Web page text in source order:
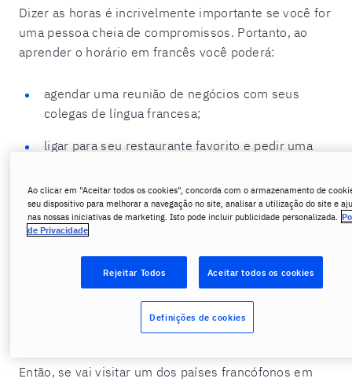
Dizer as horas é incrivelmente importante se você for
uma pessoa cheia de compromissos. Portanto, ao
aprender o horário em francês você poderá:
agendar uma reunião de negócios com seus
colegas de língua francesa;
ligar para seu restaurante favorito e pedir uma
perguntar o horário de funcionamento de uma
loja;
ligar para um museu e perguntar a que horas eles
abrem no dia seguinte;
marcar um encontro.
Então, se vai visitar um dos países francófonos em
Ao clicar em "Aceitar todos os cookies", concorda com o armazenamento de
seu dispositivo para melhorar a navegação no site, analisar a utilização do site e
nas nossas iniciativas de marketing. Isto pode incluir publicidade personalizada.
de Privacidade
Rejeitar Todos Aceitar todos os cookies
Definições de cookies